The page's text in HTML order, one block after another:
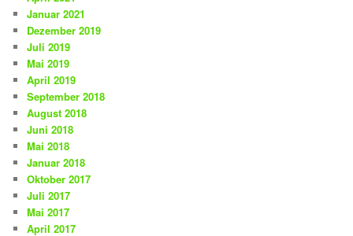
Januar 2021
Dezember 2019
Juli 2019
Mai 2019
April 2019
September 2018
August 2018
Juni 2018
Mai 2018
Januar 2018
Oktober 2017
Juli 2017
Mai 2017
April 2017